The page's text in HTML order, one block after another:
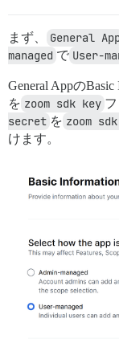
まず、 General
managed で User-
General AppのBasic
を zoom sdk key
secret を zoom
けます。